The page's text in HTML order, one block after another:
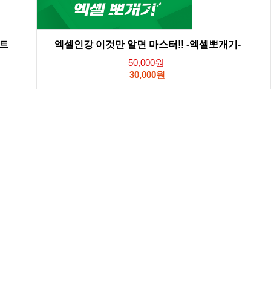
엑셀인강 이것만 알면 마스터!! -엑셀뽀개기-
50,000원
30,000원